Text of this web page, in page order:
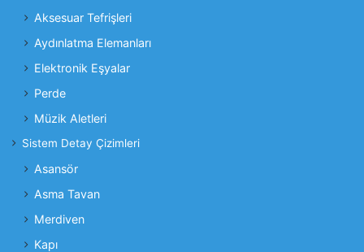
Aksesuar Tefrişleri
Aydınlatma Elemanları
Elektronik Eşyalar
Perde
Müzik Aletleri
Sistem Detay Çizimleri
Asansör
Asma Tavan
Merdiven
Kapı